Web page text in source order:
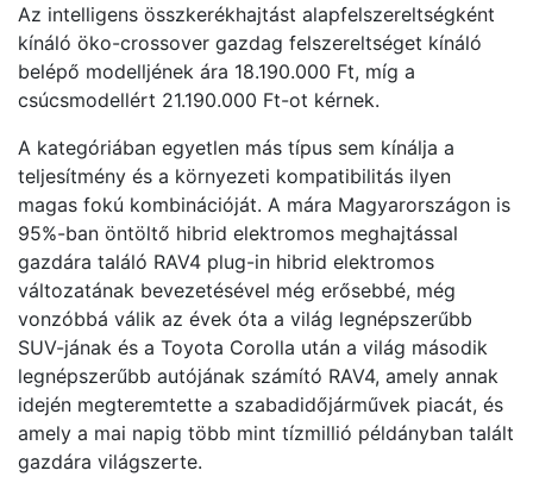
Az intelligens összkerékhajtást alapfelszereltségként
kínáló öko-crossover gazdag felszereltséget kínáló
belépő modelljének ára 18.190.000 Ft, míg a
csúcsmodellért 21.190.000 Ft-ot kérnek.
A kategóriában egyetlen más típus sem kínálja a
teljesítmény és a környezeti kompatibilitás ilyen
magas fokú kombinációját. A mára Magyarországon is
95%-ban öntöltő hibrid elektromos meghajtással
gazdára találó RAV4 plug-in hibrid elektromos
változatának bevezetésével még erősebbé, még
vonzóbbá válik az évek óta a világ legnépszerűbb
SUV-jának és a Toyota Corolla után a világ második
legnépszerűbb autójának számító RAV4, amely annak
idején megteremtette a szabadidőjárművek piacát, és
amely a mai napig több mint tízmillió példányban talált
gazdára világszerte.